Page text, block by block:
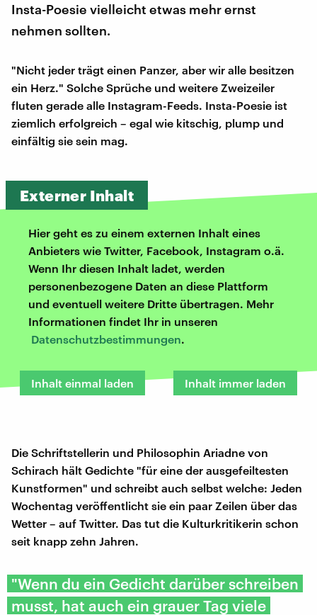
Insta-Poesie vielleicht etwas mehr ernst
nehmen sollten.
"Nicht jeder trägt einen Panzer, aber wir alle besitzen
ein Herz." Solche Sprüche und weitere Zweizeiler
fluten gerade alle Instagram-Feeds. Insta-Poesie ist
ziemlich erfolgreich – egal wie kitschig, plump und
einfältig sie sein mag.
Externer Inhalt
Hier geht es zu einem externen Inhalt eines
Anbieters wie Twitter, Facebook, Instagram o.ä.
Wenn Ihr diesen Inhalt ladet, werden
personenbezogene Daten an diese Plattform
und eventuell weitere Dritte übertragen. Mehr
Informationen findet Ihr in unseren
Datenschutzbestimmungen.
Inhalt einmal laden Inhalt immer laden
Die Schriftstellerin und Philosophin Ariadne von
Schirach hält Gedichte "für eine der ausgefeiltesten
Kunstformen" und schreibt auch selbst welche: Jeden
Wochentag veröffentlicht sie ein paar Zeilen über das
Wetter – auf Twitter. Das tut die Kulturkritikerin schon
seit knapp zehn Jahren.
"Wenn du ein Gedicht darüber schreiben
musst, hat auch ein grauer Tag viele